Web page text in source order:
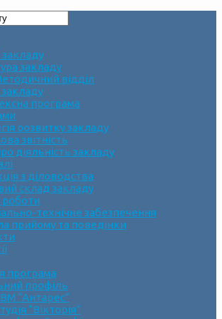
закладу
закладу
відділ
закладу
програма
розвитку закладу
звітність
діяльність закладу
з діловодства
склад закладу
технічне забезпечення
прийому та поведінки
програма
профіль
“Антарес”
“Вікторія”